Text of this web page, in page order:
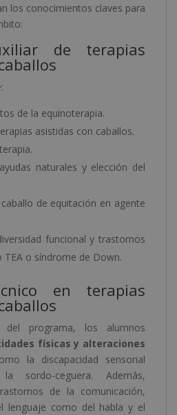
los conocimientos claves para
de terapias
de la equinoterapia.
asistidas con caballos.
naturales y elección del
de equitación en agente
funcional y trastornos
o síndrome de Down.
en terapias
programa, los alumnos
físicas y alteraciones
la discapacidad sensorial
sordo-ceguera. Además,
de la comunicación,
lenguaje como del habla y el